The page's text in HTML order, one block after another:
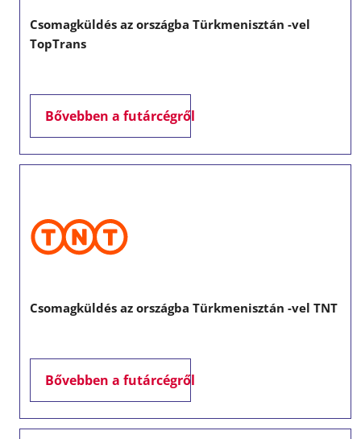
Csomagküldés az országba Türkmenisztán -vel
TopTrans
Bővebben a futárcégről
Csomagküldés az országba Türkmenisztán -vel TNT
Bővebben a futárcégről